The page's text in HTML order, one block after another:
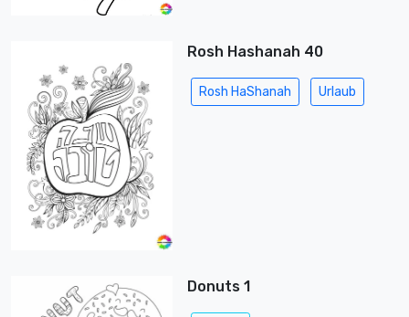
Rosh Hashanah 40
Rosh HaShanah Urlaub
Donuts 1